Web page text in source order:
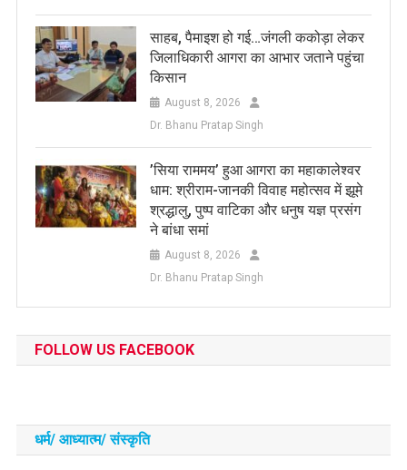
साहब, पैमाइश हो गई…जंगली ककोड़ा लेकर
जिलाधिकारी आगरा का आभार जताने पहुंचा
किसान
August 8, 2026
Dr. Bhanu Pratap Singh
​’सिया राममय’ हुआ आगरा का महाकालेश्वर
धाम: श्रीराम-जानकी विवाह महोत्सव में झूमे
श्रद्धालु, पुष्प वाटिका और धनुष यज्ञ प्रसंग
ने बांधा समां
August 8, 2026
Dr. Bhanu Pratap Singh
FOLLOW US FACEBOOK
धर्म/ आध्‍यात्‍म/ संस्‍कृति